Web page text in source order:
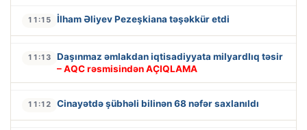
11:15 İlham Əliyev Pezeşkiana təşəkkür etdi
11:13
Daşınmaz əmlakdan iqtisadiyyata milyardlıq təsir
– AQC rəsmisindən AÇIQLAMA
11:12 Cinayətdə şübhəli bilinən 68 nəfər saxlanıldı